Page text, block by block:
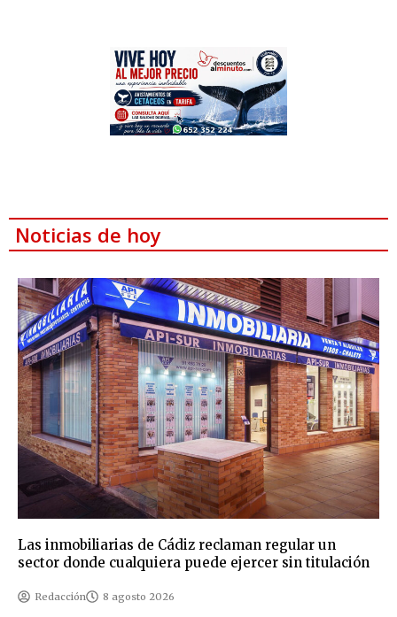
Noticias de hoy
Las inmobiliarias de Cádiz reclaman regular un
sector donde cualquiera puede ejercer sin titulación
Redacción 8 agosto 2026